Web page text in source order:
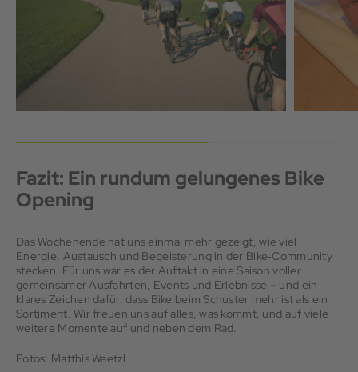
Fazit: Ein rundum gelungenes Bike
Opening
Das Wochenende hat uns einmal mehr gezeigt, wie viel
Energie, Austausch und Begeisterung in der Bike‑Community
stecken. Für uns war es der Auftakt in eine Saison voller
gemeinsamer Ausfahrten, Events und Erlebnisse – und ein
klares Zeichen dafür, dass Bike beim Schuster mehr ist als ein
Sortiment. Wir freuen uns auf alles, was kommt, und auf viele
weitere Momente auf und neben dem Rad.
Fotos: Matthis Waetzl